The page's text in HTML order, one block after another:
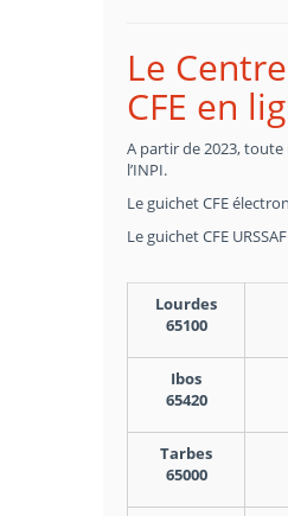
Le
CFE en
A partir de 2023,
l’INPI.
Le guichet CFE
Le guichet CFE
Lourdes
65100
Ibos
65420
Tarbes
65000